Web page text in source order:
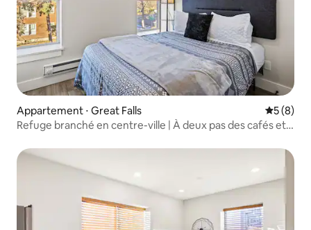
Appartement ⋅ Great Falls
5 (8)
Refuge branché en centre-ville | À deux pas des cafés et